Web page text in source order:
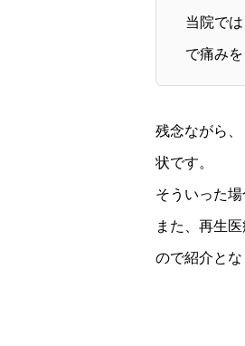
当院で
で痛み
残念ながら
状です。
そういった
また、再生
ので紹介とな